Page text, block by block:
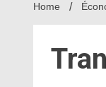
Home